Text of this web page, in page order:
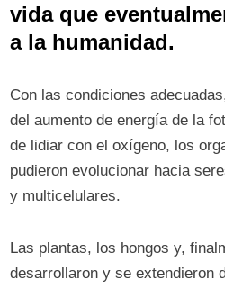
vida que
a la humanidad.
Con las condiciones
del aumento de energía de la
de lidiar con el oxígeno, los
pudieron evolucionar hacia
y multicelulares.
Las plantas, los hongos y,
desarrollaron y se extendieron